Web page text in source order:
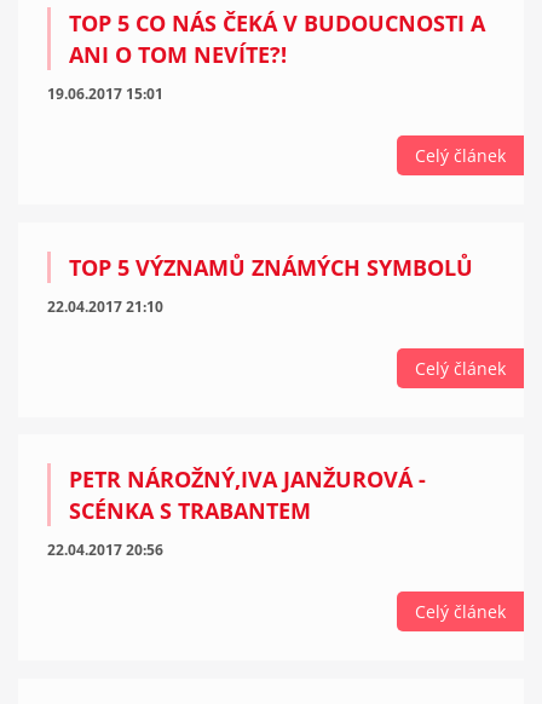
TOP 5 CO NÁS ČEKÁ V BUDOUCNOSTI A
ANI O TOM NEVÍTE?!
19.06.2017 15:01
Celý článek
TOP 5 VÝZNAMŮ ZNÁMÝCH SYMBOLŮ
22.04.2017 21:10
Celý článek
PETR NÁROŽNÝ,IVA JANŽUROVÁ -
SCÉNKA S TRABANTEM
22.04.2017 20:56
Celý článek